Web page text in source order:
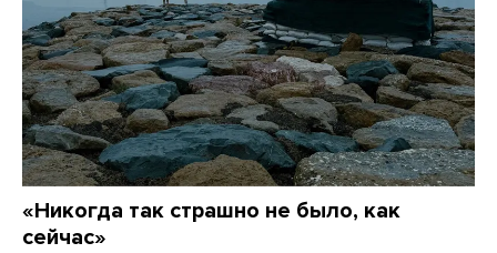
«Никогда так страшно не было, как
сейчас»